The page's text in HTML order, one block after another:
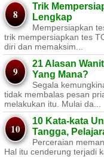
Trik
Lengkap
Mempersiapkan
trik mempersiapkan tes
diri dan memaksim...
21 Alasan
Yang Mana?
Segala
tidak membalas pesan
melakukan itu. Mulai da...
10 Kata-kata
Tangga,
Perceraian
Hal itu cenderung terjadi